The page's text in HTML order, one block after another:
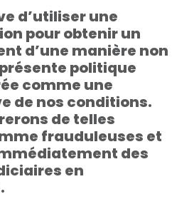
d’utiliser une
pour obtenir un
d’une manière non
politique
comme une
de nos conditions.
de telles
frauduleuses et
des
en